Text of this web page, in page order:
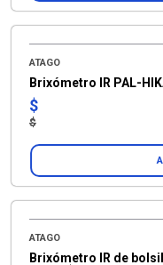
ATAGO
Brixómetro IR PAL-
$
$
ATAGO
Brixómetro IR de